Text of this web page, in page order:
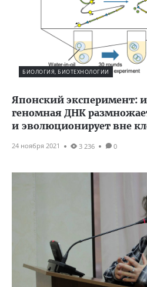
БИОЛОГИЯ, БИОТЕХНОЛОГИИ
Японский эксперимент:
геномная ДНК
и эволюционирует вне
24 ноября 2021 3 236 0